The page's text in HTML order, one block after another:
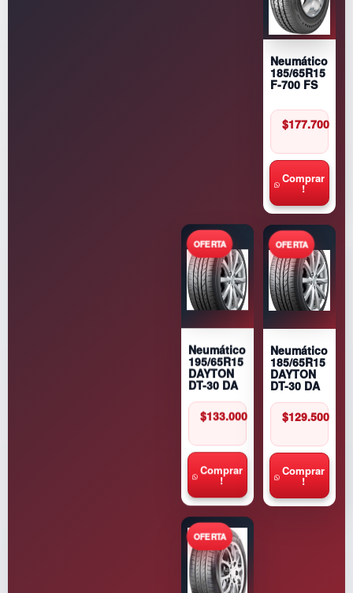
Neumático
185/65R15
F-700 FS
$177.700
Comprar
!
Neumático
195/65R15
DAYTON
DT-30 DA
$133.000
Comprar
!
Neumático
185/65R15
DAYTON
DT-30 DA
$129.500
Comprar
!